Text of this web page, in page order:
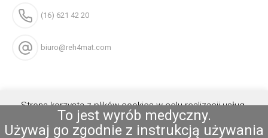
(16) 621 42 20
biuro@reh4mat.com
Strona korzysta z plików cookies w celu realizacji usług.
Możesz określić warunki przechowywania lub dostępu do
To jest wyrób medyczny.
Używaj go zgodnie z instrukcją używania